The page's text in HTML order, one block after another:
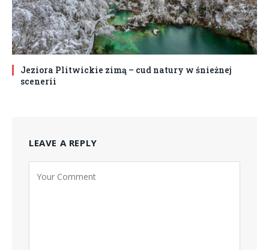
Jeziora Plitwickie zimą – cud natury w śnieżnej
scenerii
LEAVE A REPLY